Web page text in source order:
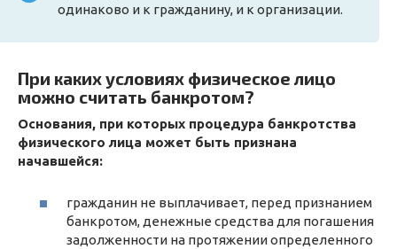
одинаково и к гражданину, и к организации.
При каких условиях физическое лицо
можно считать банкротом?
Основания, при которых процедура банкротства
физического лица может быть признана
начавшейся:
гражданин не выплачивает, перед признанием
банкротом, денежные средства для погашения
задолженности на протяжении определенного